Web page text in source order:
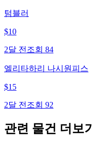
텀블러
$10
2달 전 조회 84
엘리타하리 나시원피스
$15
2달 전 조회 92
관련 물건 더보기